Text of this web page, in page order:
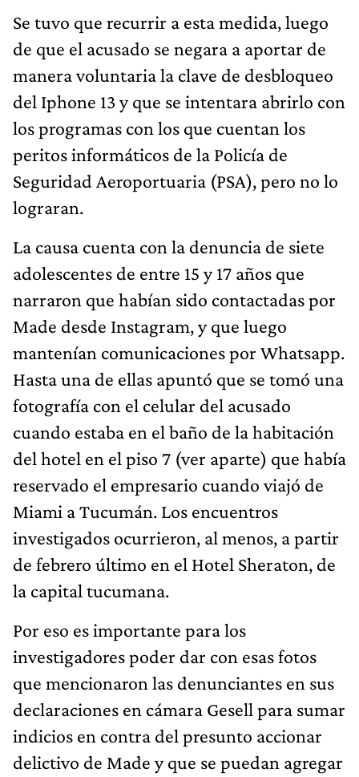
Se tuvo que recurrir a esta medida, luego
de que el acusado se negara a aportar de
manera voluntaria la clave de desbloqueo
del Iphone 13 y que se intentara abrirlo con
los programas con los que cuentan los
peritos informáticos de la Policía de
Seguridad Aeroportuaria (PSA), pero no lo
lograran.
La causa cuenta con la denuncia de siete
adolescentes de entre 15 y 17 años que
narraron que habían sido contactadas por
Made desde Instagram, y que luego
mantenían comunicaciones por Whatsapp.
Hasta una de ellas apuntó que se tomó una
fotografía con el celular del acusado
cuando estaba en el baño de la habitación
del hotel en el piso 7 (ver aparte) que había
reservado el empresario cuando viajó de
Miami a Tucumán. Los encuentros
investigados ocurrieron, al menos, a partir
de febrero último en el Hotel Sheraton, de
la capital tucumana.
Por eso es importante para los
investigadores poder dar con esas fotos
que mencionaron las denunciantes en sus
declaraciones en cámara Gesell para sumar
indicios en contra del presunto accionar
delictivo de Made y que se puedan agregar